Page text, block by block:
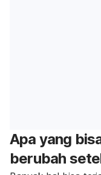
Apa yang
berubah